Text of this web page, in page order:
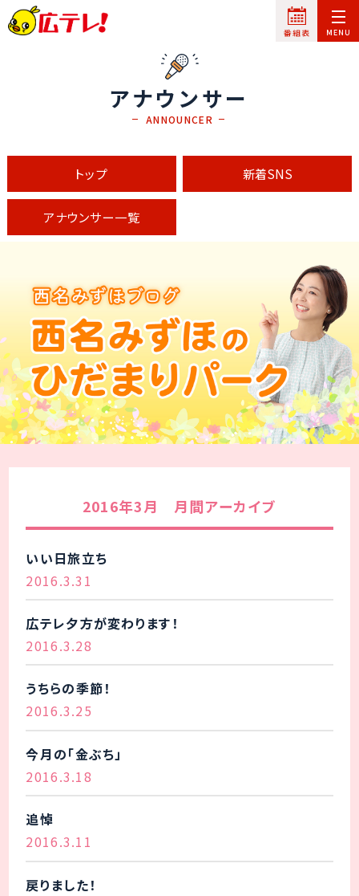
アナウンサー
ANNOUNCER
トップ 新着SNS
アナウンサー一覧
2016年3月 月間アーカイブ
いい日旅立ち
2016.3.31
広テレ夕方が変わります！
2016.3.28
うちらの季節！
2016.3.25
今月の「金ぶち」
2016.3.18
追悼
2016.3.11
戻りました！